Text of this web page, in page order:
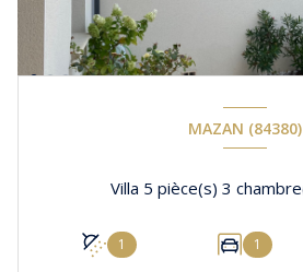
MAZAN (84380)
1 1